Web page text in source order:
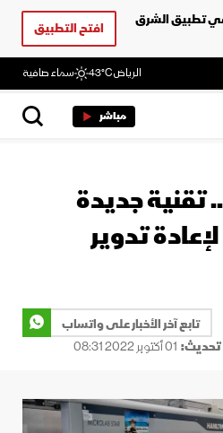
في تطبيق الشرق
افتح التطبيق
الرياض43°C سماء صافية
مباشر
تقنية جديدة
تدوير
تابع آخر الأخبار على واتساب
تحديث: 01 أكتوبر 2022 08:31